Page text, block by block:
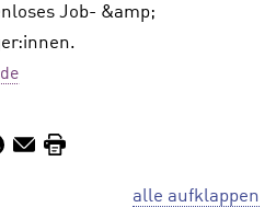
Job- &amp;
E-MailDrucken
alle aufklappen